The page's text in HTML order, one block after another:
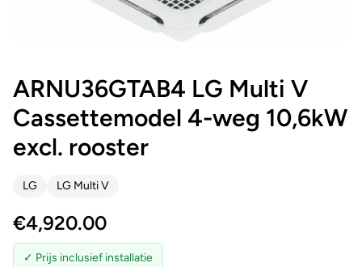
ARNU36GTAB4 LG Multi V
Cassettemodel 4-weg 10,6kW
excl. rooster
LG LG Multi V
€4,920.00
✓ Prijs inclusief installatie